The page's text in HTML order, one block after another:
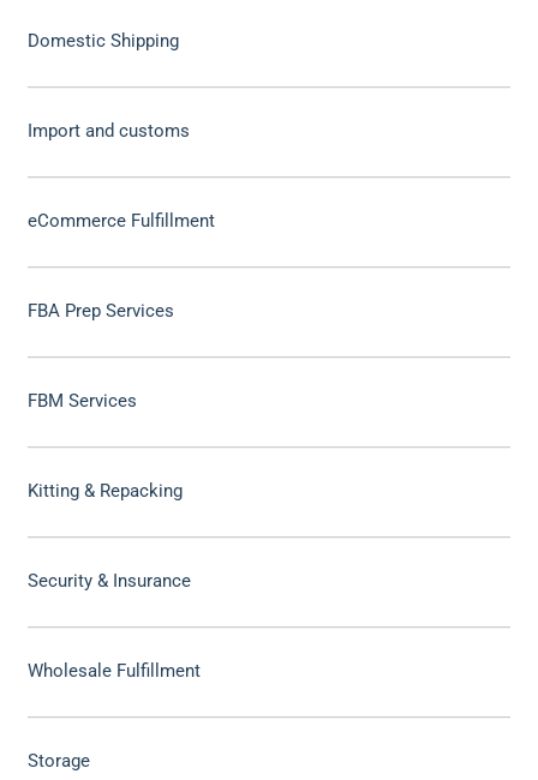
Domestic Shipping
Import and customs
eCommerce Fulfillment
FBA Prep Services
FBM Services
Kitting & Repacking
Security & Insurance
Wholesale Fulfillment
Storage